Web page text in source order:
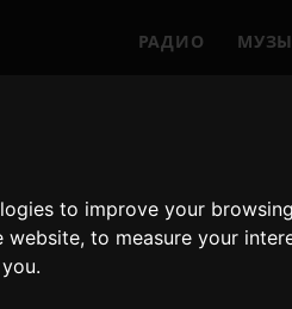
to improve your
website,to measure your
.
РАДИО